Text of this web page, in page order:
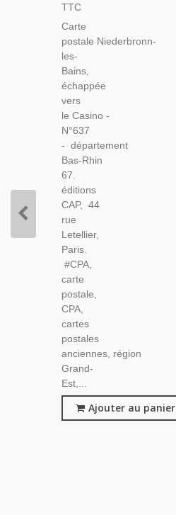
Casino -
Carte
Postale
Département
Bas-
Rhin,
Station
De Cure
TTC
Carte
postale Niederbronn-
les-
Bains,
échappée
vers
le Casino -
N°637
- département
Bas-Rhin
67.
éditions
CAP, 44
rue
Letellier,
Paris.
#CPA,
carte
postale,
CPA,
cartes
postales
anciennes, région
Grand-
Est,...
Ajouter au panier